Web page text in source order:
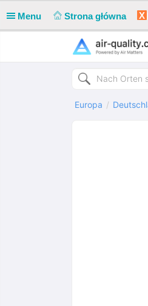
Menu Strona główna X